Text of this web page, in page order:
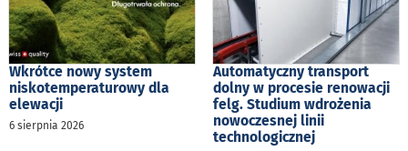
Wkrótce nowy system
niskotemperaturowy dla
elewacji
6 sierpnia 2026
Automatyczny transport
dolny w procesie renowacji
felg. Studium wdrożenia
nowoczesnej linii
technologicznej